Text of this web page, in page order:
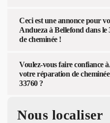
Ceci est une annonce pour
Andueza à Bellefond dans
de cheminée !
Voulez-vous faire confiance
votre réparation de
33760 ?
Nous localiser